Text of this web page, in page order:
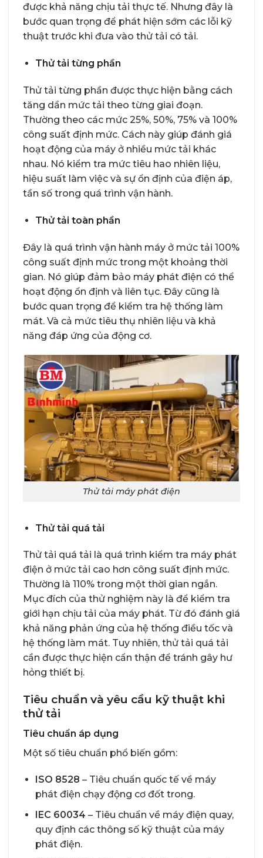
được khả năng chịu tải thực tế. Nhưng đây là
bước quan trọng để phát hiện sớm các lỗi kỹ
thuật trước khi đưa vào thử tải có tải.
Thử tải từng phần
Thử tải từng phần được thực hiện bằng cách
tăng dần mức tải theo từng giai đoạn.
Thường theo các mức 25%, 50%, 75% và 100%
công suất định mức. Cách này giúp đánh giá
hoạt động của máy ở nhiều mức tải khác
nhau. Nó kiểm tra mức tiêu hao nhiên liệu,
hiệu suất làm việc và sự ổn định của điện áp,
tần số trong quá trình vận hành.
Thử tải toàn phần
Đây là quá trình vận hành máy ở mức tải 100%
công suất định mức trong một khoảng thời
gian. Nó giúp đảm bảo máy phát điện có thể
hoạt động ổn định và liên tục. Đây cũng là
bước quan trọng để kiểm tra hệ thống làm
mát. Và cả mức tiêu thụ nhiên liệu và khả
năng đáp ứng của động cơ.
Thử tải máy phát điện
Thử tải quá tải
Thử tải quá tải là quá trình kiểm tra máy phát
điện ở mức tải cao hơn công suất định mức.
Thường là 110% trong một thời gian ngắn.
Mục đích của thử nghiệm này là để kiểm tra
giới hạn chịu tải của máy phát. Từ đó đánh giá
khả năng phản ứng của hệ thống điều tốc và
hệ thống làm mát. Tuy nhiên, thử tải quá tải
cần được thực hiện cẩn thận để tránh gây hư
hỏng thiết bị.
Tiêu chuẩn và yêu cầu kỹ thuật khi
thử tải
Tiêu chuẩn áp dụng
Một số tiêu chuẩn phổ biến gồm:
ISO 8528 – Tiêu chuẩn quốc tế về máy
phát điện chạy động cơ đốt trong.
IEC 60034 – Tiêu chuẩn về máy điện quay,
quy định các thông số kỹ thuật của máy
phát điện.